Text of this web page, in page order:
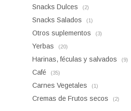
Snacks Dulces (2)
Snacks Salados (1)
Otros suplementos (3)
Yerbas (20)
Harinas, féculas y salvados (9)
Café (35)
Carnes Vegetales (1)
Cremas de Frutos secos (2)